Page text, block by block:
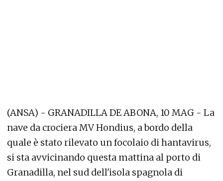
(ANSA) - GRANADILLA DE ABONA, 10 MAG - La
nave da crociera MV Hondius, a bordo della
quale è stato rilevato un focolaio di hantavirus,
si sta avvicinando questa mattina al porto di
Granadilla, nel sud dell'isola spagnola di